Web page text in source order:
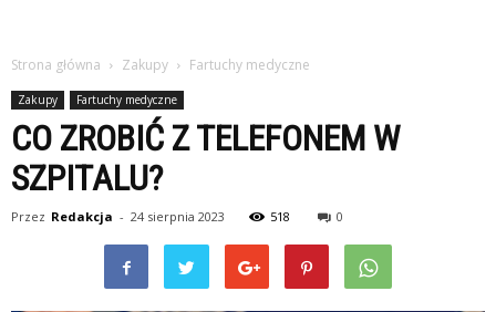
Strona główna Zakupy Fartuchy medyczne
Zakupy Fartuchy medyczne
CO ZROBIĆ Z TELEFONEM W
SZPITALU?
Przez Redakcja - 24 sierpnia 2023 518 0